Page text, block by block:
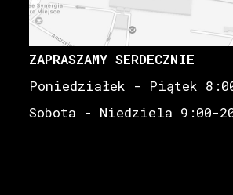
ZAPRASZAMY SERDECZNIE
Poniedziałek - Piątek
Sobota - Niedziela 9:00-